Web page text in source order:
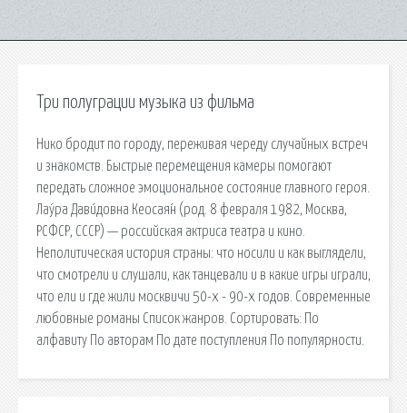
Три полуграции музыка из фильма
Нико бродит по городу, переживая череду случайных встреч
и знакомств. Быстрые перемещения камеры помогают
передать сложное эмоциональное состояние главного героя.
Лау́ра Дави́довна Кеосая́н (род. 8 февраля 1982, Москва,
РСФСР, СССР) — российская актриса театра и кино.
Неполитическая история страны: что носили и как выглядели,
что смотрели и слушали, как танцевали и в какие игры играли,
что ели и где жили москвичи 50-х - 90-х годов. Современные
любовные романы Список жанров. Сортировать: По
алфавиту По авторам По дате поступления По популярности.